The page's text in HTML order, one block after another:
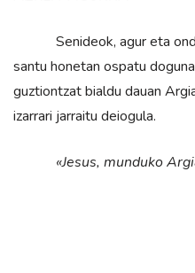
Senideok, agur eta ondo
santu honetan ospatu
guztiontzat bialdu dauan
izarrari jarraitu deiogula.
«Jesus, munduko